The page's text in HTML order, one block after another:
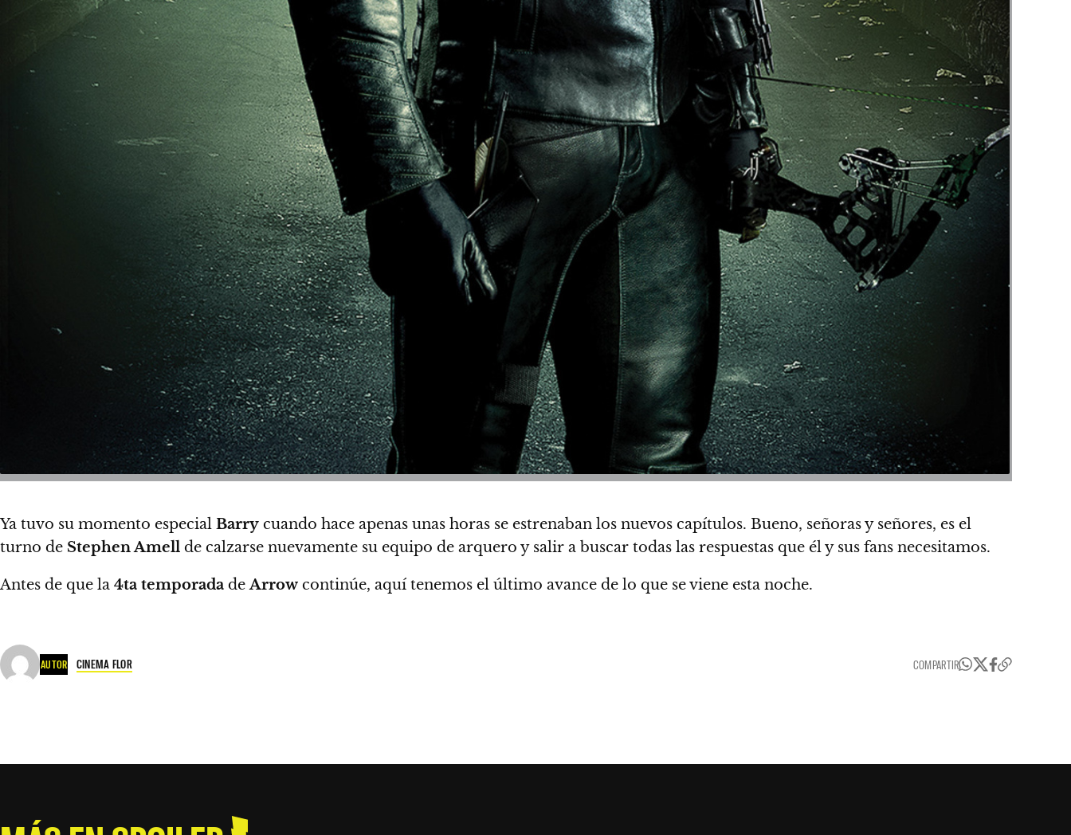
Ya tuvo su momento especial Barry cuando hace apenas unas horas se estrenaban los nuevos capítulos. Bueno, señoras y señores, es el
turno de Stephen Amell de calzarse nuevamente su equipo de arquero y salir a buscar todas las respuestas que él y sus fans necesitamos.
Antes de que la 4ta temporada deArrow continúe, aquí tenemos el último avance de lo que se viene esta noche.
AUTOR CINEMA FLOR COMPARTIR